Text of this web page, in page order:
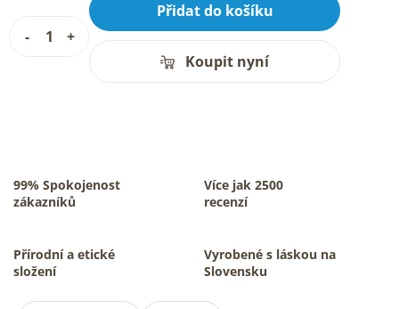
Přidat do košíku
Koupit nyní
99% Spokojenost
zákazníků
Více jak 2500
recenzí
Přírodní a etické
složení
Vyrobené s láskou na
Slovensku